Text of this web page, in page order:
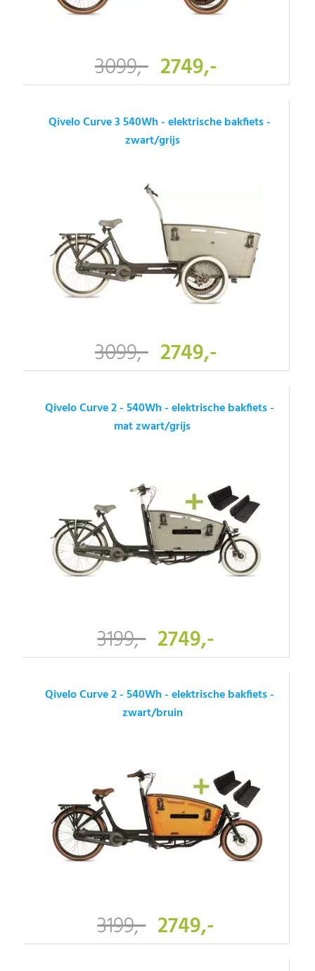
3099,- 2749,-
Qivelo Curve 3 540Wh - elektrische bakfiets -
zwart/grijs
3099,- 2749,-
Qivelo Curve 2 - 540Wh - elektrische bakfiets -
mat zwart/grijs
3199,- 2749,-
Qivelo Curve 2 - 540Wh - elektrische bakfiets -
zwart/bruin
3199,- 2749,-